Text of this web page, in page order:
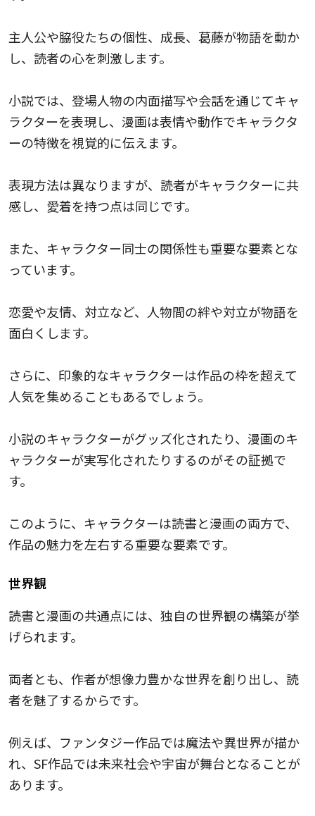
主人公や脇役たちの個性、成長、葛藤が物語を動か
し、読者の心を刺激します。
小説では、登場人物の内面描写や会話を通じてキャ
ラクターを表現し、漫画は表情や動作でキャラクタ
ーの特徴を視覚的に伝えます。
表現方法は異なりますが、読者がキャラクターに共
感し、愛着を持つ点は同じです。
また、キャラクター同士の関係性も重要な要素とな
っています。
恋愛や友情、対立など、人物間の絆や対立が物語を
面白くします。
さらに、印象的なキャラクターは作品の枠を超えて
人気を集めることもあるでしょう。
小説のキャラクターがグッズ化されたり、漫画のキ
ャラクターが実写化されたりするのがその証拠で
す。
このように、キャラクターは読書と漫画の両方で、
作品の魅力を左右する重要な要素です。
世界観
読書と漫画の共通点には、独自の世界観の構築が挙
げられます。
両者とも、作者が想像力豊かな世界を創り出し、読
者を魅了するからです。
例えば、ファンタジー作品では魔法や異世界が描か
れ、SF作品では未来社会や宇宙が舞台となることが
あります。